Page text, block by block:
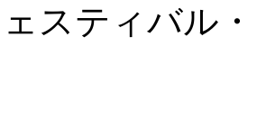
ェスティバル